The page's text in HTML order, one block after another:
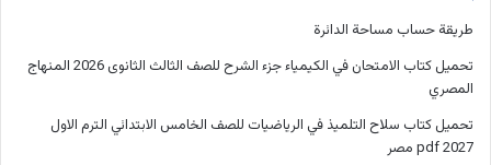
طريقة حساب مساحة الدائرة
تحميل كتاب الامتحان في الكيمياء جزء الشرح للصف الثالث الثانوى 2026 المنهاج
المصري
تحميل كتاب سلاح التلميذ في الرياضيات للصف الخامس الابتدائي الترم الاول
2027 pdf مصر